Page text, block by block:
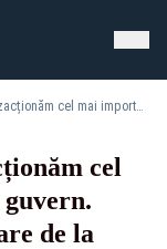
Rareș Bogdan: „Nu tranzacționăm cel mai important minister din guvern. Doar așteptăm o nominalizare de la PSD”
cel
de la